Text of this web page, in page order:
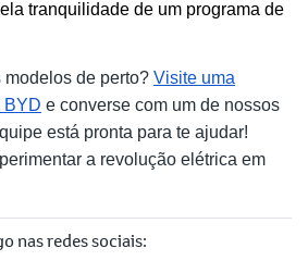
tranquilidade de um programa de
de perto? Visite uma
BYD e converse com um de nossos
está pronta para te ajudar!
a revolução elétrica em
nas redes sociais: